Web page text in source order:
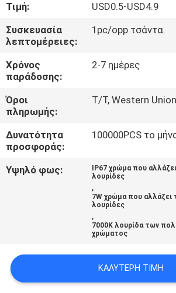
ΜΑΣ
ΕΛΆΤΕ
ΕΠΑΦΉ
ΜΕ
ΕΙΔΉΣΕΙΣ
ΠΕΡΙΠΤΏΣΕΙΣ
SITEMAP
Τιμή:
USD0.5-USD4.9
Συσκευασία
λεπτομέρειες:
1pc/opp τσάντα.
Χρόνος
παράδοσης:
2-7 ημέρες
Όροι
πληρωμής:
T/T, Western Union
Δυνατότητα
προσφοράς:
100000PCS το
Υψηλό φως:
IP67 χρώμα που
λουρίδες
,
7W χρώμα που αλλάζει
λουρίδες
,
7000K λουρίδα των
χρώματος
ΚΑΛΎΤΕΡΗ ΤΙΜΉ